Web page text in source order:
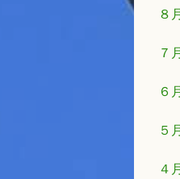
８
７
６
５
４